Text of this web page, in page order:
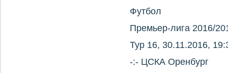
Футбол
Премьер-лига 2016/
Тур 16, 30.11.2016,
-:- ЦСКА Оренбург